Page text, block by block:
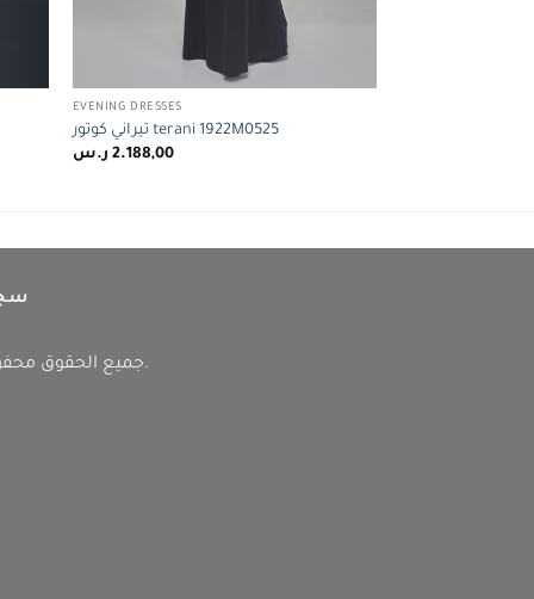
EVENING DRESSES
تيراني كوتور terani 1922M0525
2.188,00 ر.س
جميع الحقوق محفوظة لمؤسسة تيا دريس التجارية.